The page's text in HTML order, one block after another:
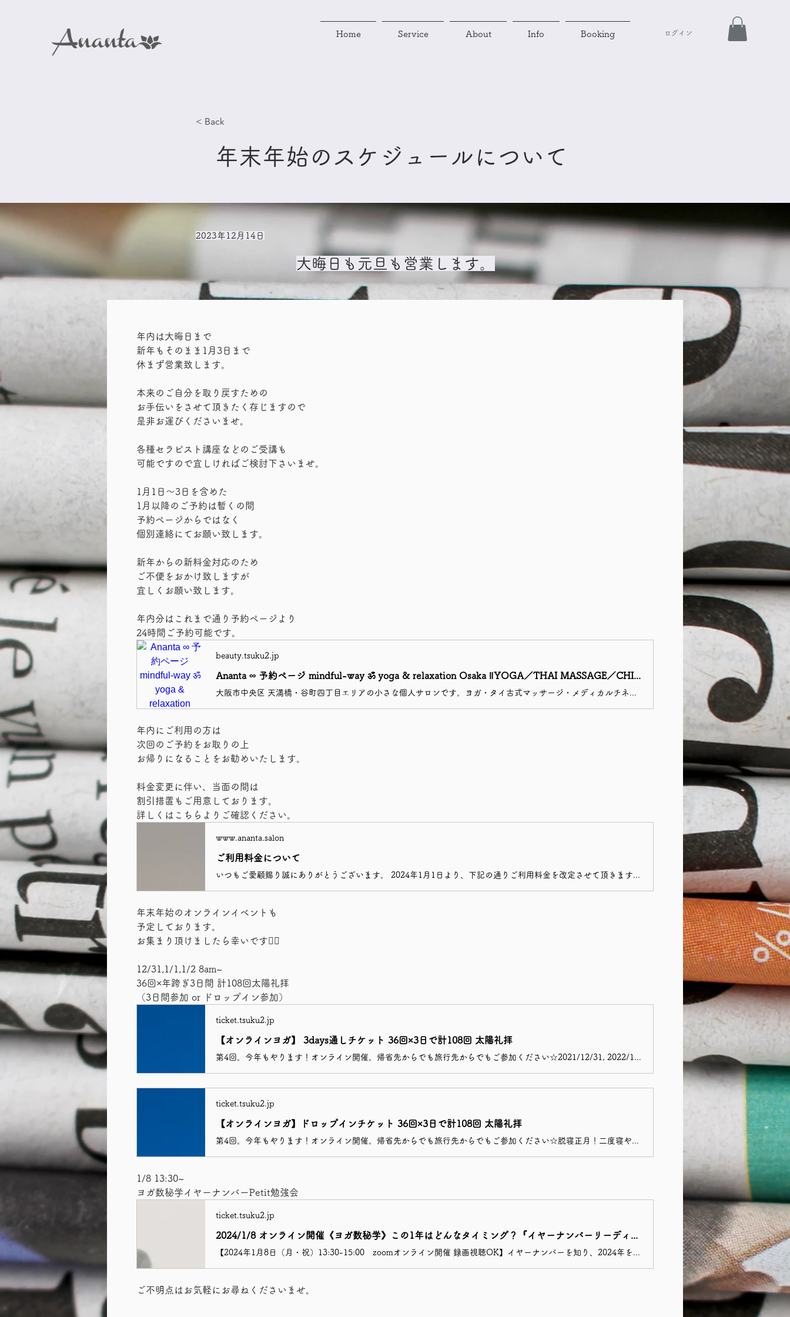
Home Service About Info Booking ログイン
< Back
年末年始のスケジュールについて
2023年12月14日
大晦日も元旦も営業します。
年内は大晦日まで
新年もそのまま1月3日まで
休まず営業致します。
本来のご自分を取り戻すための
お手伝いをさせて頂きたく存じますので
是非お運びくださいませ。
各種セラピスト講座などのご受講も
可能ですので宜しければご検討下さいませ。
1月1日〜3日を含めた
1月以降のご予約は暫くの間
予約ページからではなく
個別連絡にてお願い致します。
新年からの新料金対応のため
ご不便をおかけ致しますが
宜しくお願い致します。
年内分はこれまで通り予約ページより
24時間ご予約可能です。
beauty.tsuku2.jp
Ananta ∞ 予約ページ mindful-way ॐ yoga & relaxation Osaka ‖YOGA／THAI MASSAGE／CHINEITSANG／KARSAI／REIKI ツクツク!!!ビューティー β版 | なりたい自分になるための美容・健康サロンの検索予約サイト
大阪市中央区 天満橋・谷町四丁目エリアの小さな個人サロンです。ヨガ・タイ古式マッサージ・メディカルチネイザン（氣内臓デトックスセラピー）やカルサイ（女性マッサージ）を行っています。本場インドでのヨガ修行やタイ政府公認のタイマッサージ、製薬会社も監修する国際メディカルセラピー協会の認定を取得しています。オンラインでのセッションや出張対応も行っております。ヨガ未経験の方でも、タイ古式やチネイザンはやったことがないという方でも、お気軽にご利用くださいませ。スクールメニューもございます。受講生さま随時募集中です。
年内にご利用の方は
次回のご予約をお取りの上
お帰りになることをお勧めいたします。
料金変更に伴い、当面の間は
割引措置もご用意しております。
詳しくはこちらよりご確認ください。
www.ananta.salon
ご利用料金について
いつもご愛顧賜り誠にありがとうございます。 2024年1月1日より、下記の通りご利用料金を改定させて頂きます。 これからも、お客様お一人お一人が、既に満ち足りている存在としてのご自分を思い出し、愛と調和と至福を取り戻せるためのプロセスの一つとして、私のつとめを果たせますよう最大限尽力してまいりますのでどうぞ宜しくお願い致します。 Ananta主宰 Sally ※足湯や着替え、カウンセリングは施術時間には含まれません。 所要時間についてはお身体などの状態に応じて変動することがあります。 大まかなお時間としてお考え下さいませ。 ※下記割引プランは暫定的に2024年6月まで有効とさせて頂きます。 但し、予告なしに変更・廃止・延長になる場合がございます。ご容赦くださいませ。 ※リピート割は税抜8,500円以上且つ、現地利用中の次回予約に限られます。オンラインメニューも可。 ※ネット予約の方の各種割引はポイントでの付与となります。 適宜料金は見直させて頂きます。 ご利用時点の掲載が適応されますのでご留意くださいませ。 セラピスト・ヒーラー養成コース（マッサージスクール）やヨガオープンクラス、回
年末年始のオンラインイベントも
予定しております。
お集まり頂けましたら幸いです🧘‍♀️
12/31,1/1,1/2 8am~
36回×年跨ぎ3日間 計108回太陽礼拝
（3日間参加 or ドロップイン参加）
ticket.tsuku2.jp
【オンラインヨガ】 3days通しチケット 36回×3日で計108回 太陽礼拝
第4回。今年もやります！オンライン開催。帰省先からでも旅行先からでもご参加ください☆2021/12/31, 2022/1/1, 1/2のお得な通しチケットです。 1クラスで36回の太陽礼拝を行います。3日間参加していただくと、トータルで人間の煩悩の数と言われる108回の太陽礼拝を行うことになります。カウントスタートは朝8時です。ドアオープン（ログイン可能時間）は30分前、15分前から呼吸法や瞑想を用いて少し落ち着ける時間を取ります。ご参加ご退出はお好きなタイミングからどうぞ。皆さんが揃われていなくても、太陽礼拝の回数カウントは時間になり次第始まりますのでご注意くださいませ。ドロップイン（各日お申し込み）チケットはこちら▶︎https://ticket.tsuku2.jp/events-detail/42101990220811
ticket.tsuku2.jp
【オンラインヨガ】ドロップインチケット 36回×3日で計108回 太陽礼拝
第4回。今年もやります！オンライン開催。帰省先からでも旅行先からでもご参加ください☆脱寝正月！二度寝やお昼寝はヨガをした後にどうぞ。笑2023/12/31, 2024/1/1, 1/2のドロップインチケットです。 1クラスで36回の太陽礼拝を行います。3日間参加していただくと、トータルで人間の煩悩の数と言われる108回の太陽礼拝を行うことになりますが、全日程のご参加が難しい方はこちらでご参加可能日をご指定ください。カウントスタートは朝8時です。ドアオープン（ログイン可能時間）は30分前、15分前から呼吸法や瞑想を用いて少し落ち着ける時間を取ります。ご参加ご退出はお好きなタイミングからどうぞ。皆さんが揃われていなくても、太陽礼拝の回数カウントは時間になり次第始まりますのでご注意くださいませ。お得な全3日間の通しチケットはこちら▶︎https://ticket.tsuku2.jp/events-detail/30822110215828
1/8 13:30~
ヨガ数秘学イヤーナンバーPetit勉強会
ticket.tsuku2.jp
2024/1/8 オンライン開催《ヨガ数秘学》この1年はどんなタイミング？『イヤーナンバーリーディング』 Petit勉強会
【2024年1月8日（月・祝）13:30-15:00 zoomオンライン開催 録画視聴OK】イヤーナンバーを知り、2024年をどのように過ごすか、いかに自分を活かしていくか、自分らしく過ごすか、流れに沿って過ごすために、少しばかりヨガ数秘学を参考にしてみませんか？必要なものは筆記用具と生年月日のみです。ヨガ数秘学が初めての方でも、ご興味がある方ならどなたでも歓迎致します。お申し込みの皆様に、クラス開催後1週間の期限付きで録画リンクもお届け致します。リアルタイムでのご参加が難しい場合でもお申し込みいただけます♪但し、リアルタイム参加の方がいらっしゃらない場合は非開催となりますので是非当日もふるってご参加くださいませ！【予定内容】90分程度・ヨガ数秘学とは？・イヤーナンバーとは？・イヤーナンバーの計算方法・今年のイヤーナンバーについて知る※こちらは個人リーディングではございません。グループでの勉強会です。より詳細にご自分のことをお知りになりたい方は、下記にて個人リーディングをお申し込みくださいませ。http://beauty.tsuku2.jp/salon/relax/0000134038
ご不明点はお気軽にお尋ねくださいませ。